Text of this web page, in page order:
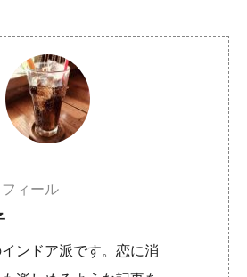
ィール
ンドア派です。恋に消